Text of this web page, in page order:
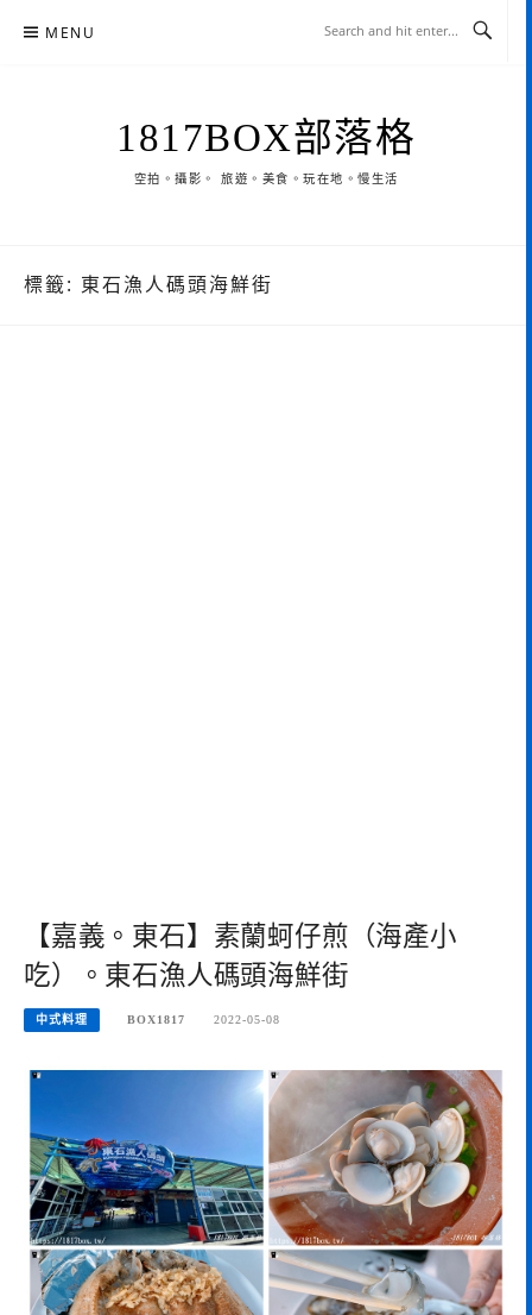
MENU
1817BOX部落格
空拍。攝影。 旅遊。美食。玩在地。慢生活
標籤: 東石漁人碼頭海鮮街
【嘉義。東石】素蘭蚵仔煎（海產小
吃）。東石漁人碼頭海鮮街
中式料理 BOX1817 2022-05-08